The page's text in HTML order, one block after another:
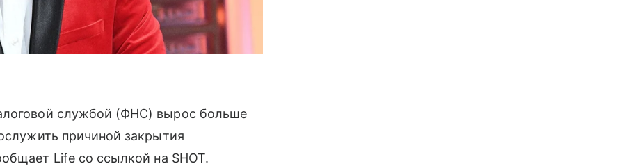
службой (ФНС) вырос больше
причиной закрытия
Life со ссылкой на SHOT.